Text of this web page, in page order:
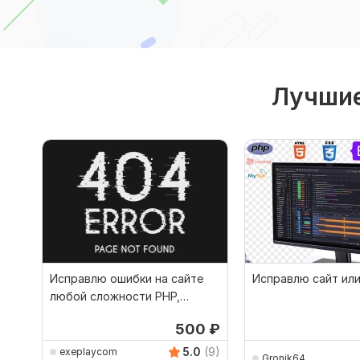
Исправлю ошибки на сайте
любой сложности PHP,
500 ₽
exeplaycom 5.0 (9)
Исправлю сайт